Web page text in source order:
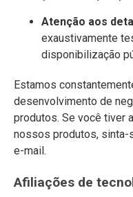
Atenção aos
exaustivamente
disponibilização
Estamos
desenvolvimento de
produtos. Se você tiver
nossos produtos, sinta-
e-mail.
Afiliações de